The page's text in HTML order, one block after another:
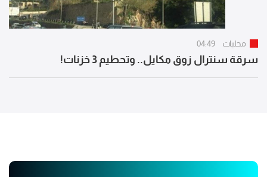
محليات 04:49
سرقة سنترال زوق مكايل.. وتحطيم 3 خزنات!